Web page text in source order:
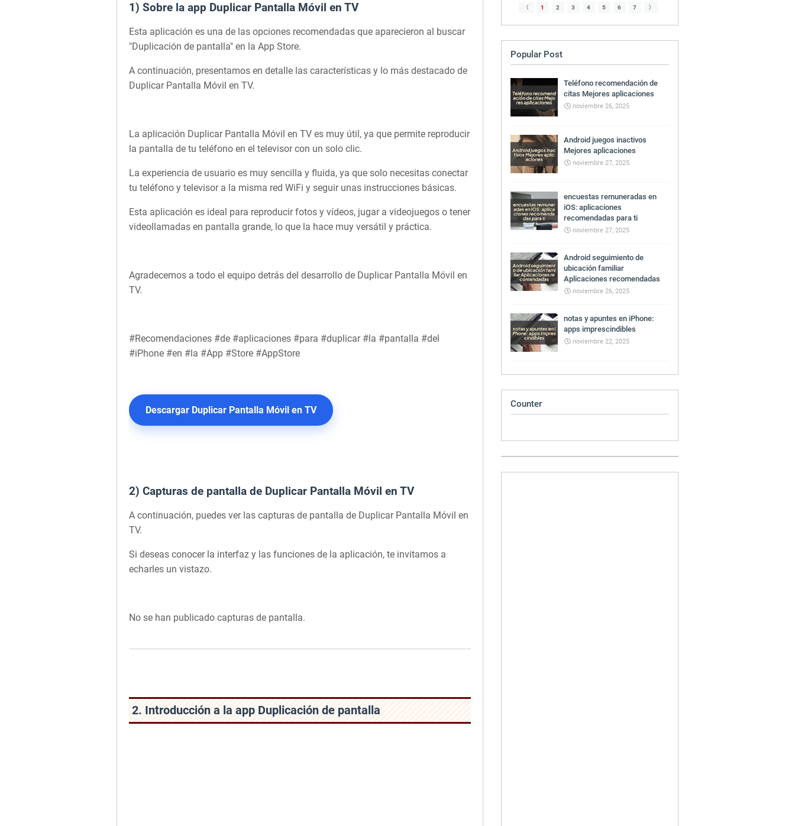
1) Sobre la app Duplicar Pantalla Móvil en TV
Esta aplicación es una de las opciones recomendadas que aparecieron al buscar
"Duplicación de pantalla" en la App Store.
A continuación, presentamos en detalle las características y lo más destacado de
Duplicar Pantalla Móvil en TV.
La aplicación Duplicar Pantalla Móvil en TV es muy útil, ya que permite reproducir
la pantalla de tu teléfono en el televisor con un solo clic.
La experiencia de usuario es muy sencilla y fluida, ya que solo necesitas conectar
tu teléfono y televisor a la misma red WiFi y seguir unas instrucciones básicas.
Esta aplicación es ideal para reproducir fotos y vídeos, jugar a videojuegos o tener
videollamadas en pantalla grande, lo que la hace muy versátil y práctica.
Agradecemos a todo el equipo detrás del desarrollo de Duplicar Pantalla Móvil en
TV.
#Recomendaciones #de #aplicaciones #para #duplicar #la #pantalla #del
#iPhone #en #la #App #Store #AppStore
Descargar Duplicar Pantalla Móvil en TV
2) Capturas de pantalla de Duplicar Pantalla Móvil en TV
A continuación, puedes ver las capturas de pantalla de Duplicar Pantalla Móvil en
TV.
Si deseas conocer la interfaz y las funciones de la aplicación, te invitamos a
echarles un vistazo.
No se han publicado capturas de pantalla.
2. Introducción a la app Duplicación de pantalla
〈 1 2 3 4 5 6 7 〉
Popular Post
Teléfono recomendación de
citas Mejores aplicaciones
noviembre 26, 2025
Android juegos inactivos
Mejores aplicaciones
noviembre 27, 2025
encuestas remuneradas en
iOS: aplicaciones
recomendadas para ti
noviembre 27, 2025
Android seguimiento de
ubicación familiar
Aplicaciones recomendadas
noviembre 26, 2025
notas y apuntes en iPhone:
apps imprescindibles
noviembre 22, 2025
Counter